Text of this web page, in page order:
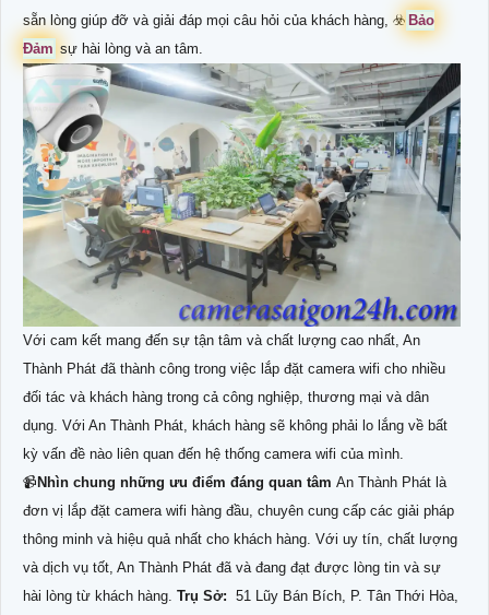
sẵn lòng giúp đỡ và giải đáp mọi câu hỏi của khách hàng, ☣️ Bảo
Đảm sự hài lòng và an tâm.
Với cam kết mang đến sự tận tâm và chất lượng cao nhất, An
Thành Phát đã thành công trong việc lắp đặt camera wifi cho nhiều
đối tác và khách hàng trong cả công nghiệp, thương mại và dân
dụng. Với An Thành Phát, khách hàng sẽ không phải lo lắng về bất
kỳ vấn đề nào liên quan đến hệ thống camera wifi của mình.
📹 Nhìn chung những ưu điểm đáng quan tâm An Thành Phát là
đơn vị lắp đặt camera wifi hàng đầu, chuyên cung cấp các giải pháp
thông minh và hiệu quả nhất cho khách hàng. Với uy tín, chất lượng
và dịch vụ tốt, An Thành Phát đã và đang đạt được lòng tin và sự
hài lòng từ khách hàng. Trụ Sở: 51 Lũy Bán Bích, P. Tân Thới Hòa,